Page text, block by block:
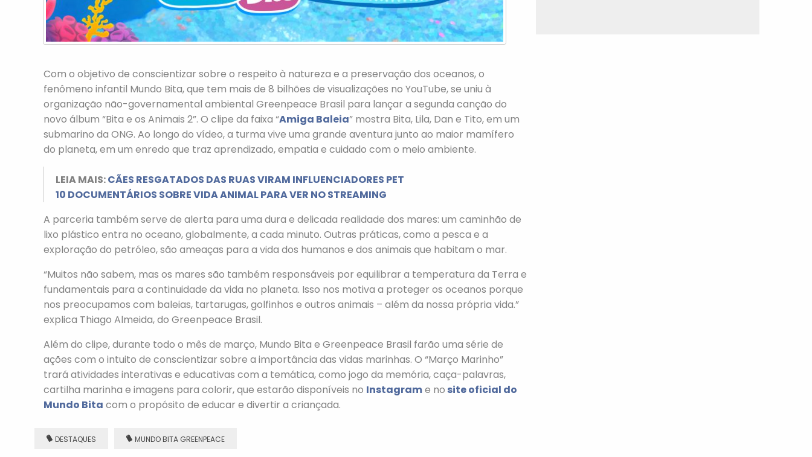
Com o objetivo de conscientizar sobre o respeito à natureza e a preservação dos oceanos, o
fenômeno infantil Mundo Bita, que tem mais de 8 bilhões de visualizações no YouTube, se uniu à
organização não-governamental ambiental Greenpeace Brasil para lançar a segunda canção do
novo álbum “Bita e os Animais 2”. O clipe da faixa “Amiga Baleia” mostra Bita, Lila, Dan e Tito, em um
submarino da ONG. Ao longo do vídeo, a turma vive uma grande aventura junto ao maior mamífero
do planeta, em um enredo que traz aprendizado, empatia e cuidado com o meio ambiente.
LEIA MAIS:CÃES RESGATADOS DAS RUAS VIRAM INFLUENCIADORES PET
10 DOCUMENTÁRIOS SOBRE VIDA ANIMAL PARA VER NO STREAMING
A parceria também serve de alerta para uma dura e delicada realidade dos mares: um caminhão de
lixo plástico entra no oceano, globalmente, a cada minuto. Outras práticas, como a pesca e a
exploração do petróleo, são ameaças para a vida dos humanos e dos animais que habitam o mar.
“Muitos não sabem, mas os mares são também responsáveis por equilibrar a temperatura da Terra e
fundamentais para a continuidade da vida no planeta. Isso nos motiva a proteger os oceanos porque
nos preocupamos com baleias, tartarugas, golfinhos e outros animais – além da nossa própria vida.”
explica Thiago Almeida, do Greenpeace Brasil.
Além do clipe, durante todo o mês de março, Mundo Bita e Greenpeace Brasil farão uma série de
ações com o intuito de conscientizar sobre a importância das vidas marinhas. O “Março Marinho”
trará atividades interativas e educativas com a temática, como jogo da memória, caça-palavras,
cartilha marinha e imagens para colorir, que estarão disponíveis no Instagrame no site oficial do
Mundo Bita com o propósito de educar e divertir a criançada.
DESTAQUES MUNDO BITA GREENPEACE